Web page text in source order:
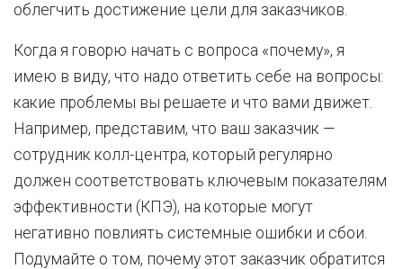
облегчить достижение цели для заказчиков.
Когда я говорю начать с вопроса «почему», я
имею в виду, что надо ответить себе на вопросы:
какие проблемы вы решаете и что вами движет.
Например, представим, что ваш заказчик —
сотрудник колл-центра, который регулярно
должен соответствовать ключевым показателям
эффективности (КПЭ), на которые могут
негативно повлиять системные ошибки и сбои.
Подумайте о том, почему этот заказчик обратится